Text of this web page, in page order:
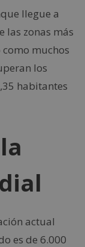
llegue a
las zonas más
muchos
los
habitantes
actual
es de 6.000